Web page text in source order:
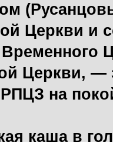
Церкви и
Церкви, —
на
каша в